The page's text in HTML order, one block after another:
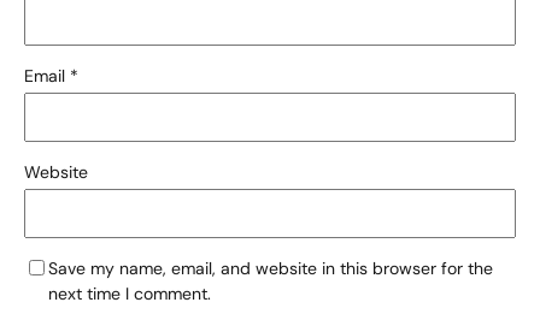
Email *
Website
Save my name, email, and website in this browser for the
next time I comment.